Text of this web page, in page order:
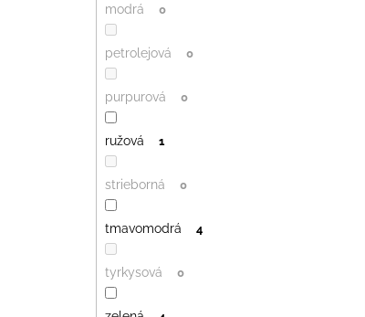
modrá 0
petrolejová 0
purpurová 0
ružová 1
strieborná 0
tmavomodrá 4
tyrkysová 0